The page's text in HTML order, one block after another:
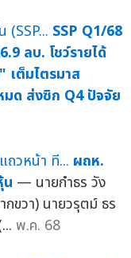
SSP Q1/68
ลบ. โชว์รายได้
เต็มไตรมาส
มด ส่งซิก Q4 ปัจจัย
ผถห.
น — นายกำธร วัง
ขวา) นายวรุตม์ ธร
พ.ค. 68